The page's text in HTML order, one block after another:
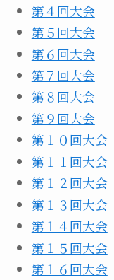
第４回大会
第５回大会
第６回大会
第７回大会
第８回大会
第９回大会
第１０回大会
第１１回大会
第１２回大会
第１３回大会
第１４回大会
第１５回大会
第１６回大会